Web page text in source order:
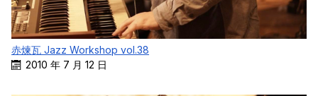
赤煉瓦 Jazz Workshop vol.38
2010 年 7 月 12 日